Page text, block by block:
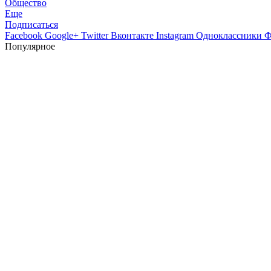
Общество
Еще
Подписаться
Facebook Google+ TwitterВконтакте Instagram Одноклассники
Популярное